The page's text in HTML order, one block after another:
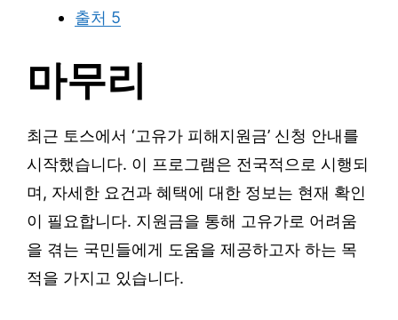
출처 5
마무리
최근 토스에서 ‘고유가 피해지원금’ 신청 안내를
시작했습니다. 이 프로그램은 전국적으로 시행되
며, 자세한 요건과 혜택에 대한 정보는 현재 확인
이 필요합니다. 지원금을 통해 고유가로 어려움
을 겪는 국민들에게 도움을 제공하고자 하는 목
적을 가지고 있습니다.